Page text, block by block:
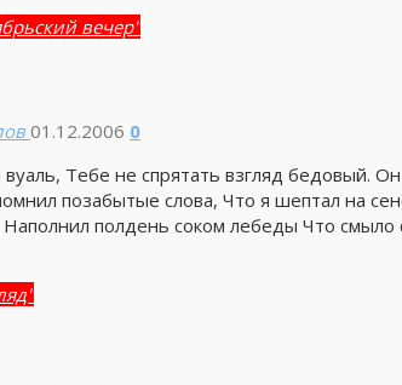
вечер"
01.12.2006 0
Тебе не спрятать взгляд бедовый.
позабытые слова, Что я шептал на
Наполнил полдень соком лебеды Что